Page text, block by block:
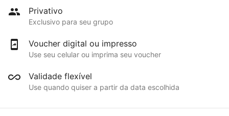
Privativo
Exclusivo para seu grupo
Voucher digital ou impresso
Use seu celular ou imprima seu voucher
Validade flexível
Use quando quiser a partir da data escolhida